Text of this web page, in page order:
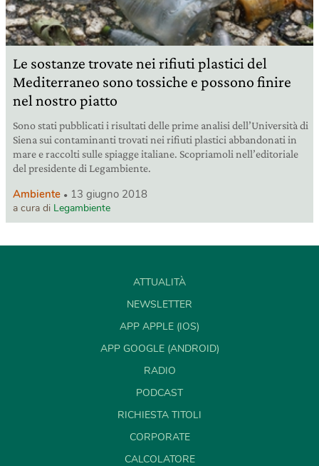
Le sostanze trovate nei rifiuti plastici del
Mediterraneo sono tossiche e possono finire
nel nostro piatto
Sono stati pubblicati i risultati delle prime analisi dell’Università di
Siena sui contaminanti trovati nei rifiuti plastici abbandonati in
mare e raccolti sulle spiagge italiane. Scopriamoli nell’editoriale
del presidente di Legambiente.
Ambiente 13 giugno 2018
a cura di Legambiente
ATTUALITÀ
NEWSLETTER
APP APPLE (IOS)
APP GOOGLE (ANDROID)
RADIO
PODCAST
RICHIESTA TITOLI
CORPORATE
CALCOLATORE